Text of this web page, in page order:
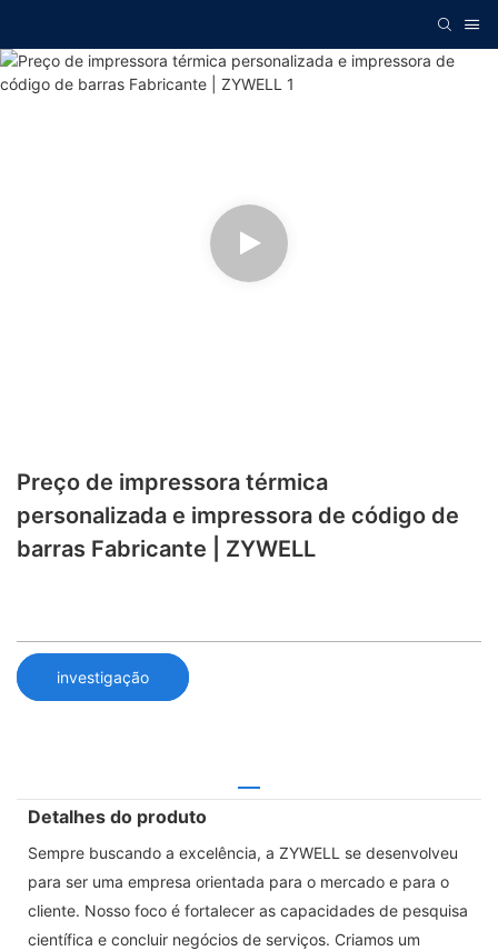
Preço de impressora térmica
personalizada e impressora de código de
barras Fabricante | ZYWELL
investigação
Detalhes do produto
Sempre buscando a excelência, a ZYWELL se desenvolveu
para ser uma empresa orientada para o mercado e para o
cliente. Nosso foco é fortalecer as capacidades de pesquisa
científica e concluir negócios de serviços. Criamos um